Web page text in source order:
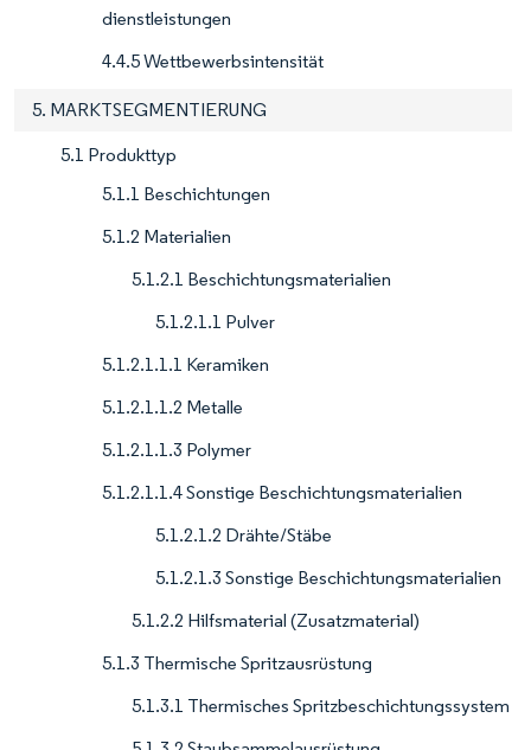
dienstleistungen
4.4.5 Wettbewerbsintensität
5. MARKTSEGMENTIERUNG
5.1 Produkttyp
5.1.1 Beschichtungen
5.1.2 Materialien
5.1.2.1 Beschichtungsmaterialien
5.1.2.1.1 Pulver
5.1.2.1.1.1 Keramiken
5.1.2.1.1.2 Metalle
5.1.2.1.1.3 Polymer
5.1.2.1.1.4 Sonstige Beschichtungsmaterialien
5.1.2.1.2 Drähte/Stäbe
5.1.2.1.3 Sonstige Beschichtungsmaterialien
5.1.2.2 Hilfsmaterial (Zusatzmaterial)
5.1.3 Thermische Spritzausrüstung
5.1.3.1 Thermisches Spritzbeschichtungssystem